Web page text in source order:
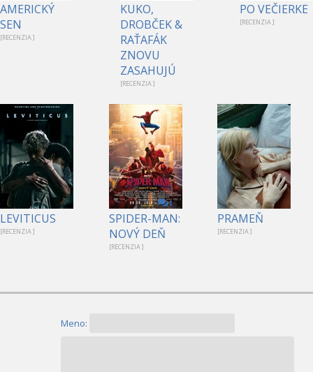
AMERICKÝ
SEN
[RECENZIA ]
KUKO,
DROBČEK &
RAŤAFÁK
ZNOVU
ZASAHUJÚ
[RECENZIA ]
PO VEČIERKE
[RECENZIA ]
LEVITICUS
[RECENZIA ]
1
SPIDER-MAN:
NOVÝ DEŇ
[RECENZIA ]
PRAMEŇ
[RECENZIA ]
Meno: